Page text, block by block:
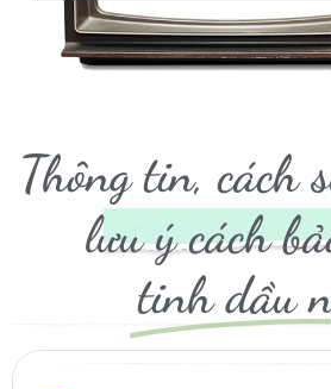
Thông tin, cách
lưu ý cách
tinh dầu